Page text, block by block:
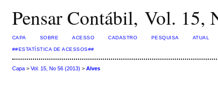
Pensar Contábil, Vol. 15,
CAPA SOBRE ACESSO CADASTRO PESQUISA ATUAL
##ESTATÍSTICA DE ACESSOS##
Capa> Vol. 15, No 56 (2013) > Alves